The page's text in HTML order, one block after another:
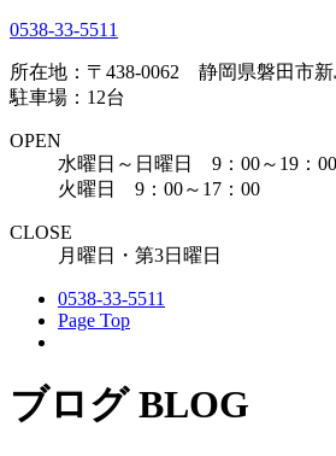
0538-33-5511
所在地：〒438-0062 静岡県磐田市新
駐車場：12台
OPEN
水曜日～日曜日 9：00～19：00
火曜日 9：00～17：00
CLOSE
月曜日・第3日曜日
0538-33-5511
Page Top
ブログ BLOG